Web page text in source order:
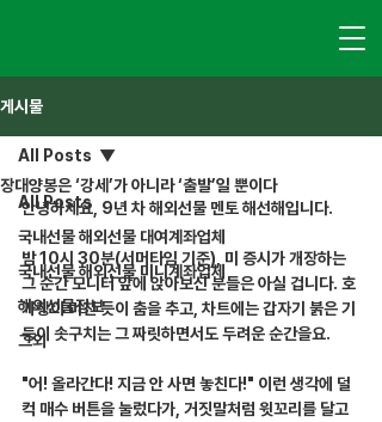
게시물
All Posts
국내선물 해외선물 대여계좌업체
국내선물 해외선물 미니계좌업체
해외선물정보
그외
All Posts
장대양봉은 ‘강세’가 아니라 ‘출발’일 뿐이다
안녕하세요, 9년 차 해외선물 멘토 해선해입니다.
밤 10시 30분(서머타임 기준), 미 증시가 개장하는
그 순간 모니터 앞에 앉아보신 분들은 아실 겁니다. 호
가창이 미친 듯이 춤을 추고, 차트에는 갑자기 붉은 기
둥이 솟구치는 그 짜릿하면서도 두려운 순간을요.
"어! 올라간다! 지금 안 사면 놓친다!" 이런 생각에 덜
컥 매수 버튼을 눌렀다가, 거짓말처럼 윗꼬리를 달고